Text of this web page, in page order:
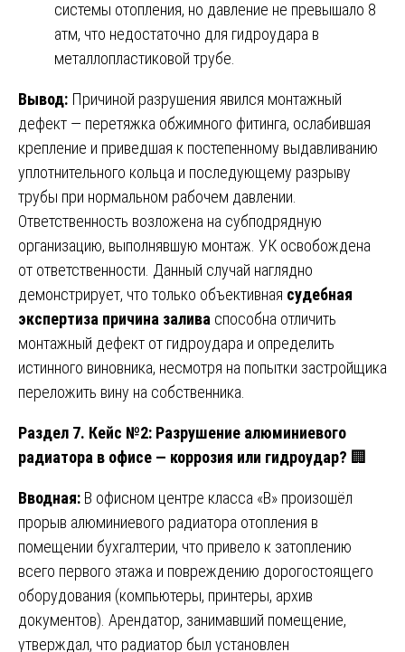
системы отопления, но давление не превышало 8
атм, что недостаточно для гидроудара в
металлопластиковой трубе.
Вывод: Причиной разрушения явился монтажный
дефект — перетяжка обжимного фитинга, ослабившая
крепление и приведшая к постепенному выдавливанию
уплотнительного кольца и последующему разрыву
трубы при нормальном рабочем давлении.
Ответственность возложена на субподрядную
организацию, выполнявшую монтаж. УК освобождена
от ответственности. Данный случай наглядно
демонстрирует, что только объективная судебная
экспертиза причина залива способна отличить
монтажный дефект от гидроудара и определить
истинного виновника, несмотря на попытки застройщика
переложить вину на собственника.
Раздел 7. Кейс №2: Разрушение алюминиевого
радиатора в офисе — коррозия или гидроудар? 🏢
Вводная: В офисном центре класса «В» произошёл
прорыв алюминиевого радиатора отопления в
помещении бухгалтерии, что привело к затоплению
всего первого этажа и повреждению дорогостоящего
оборудования (компьютеры, принтеры, архив
документов). Арендатор, занимавший помещение,
утверждал, что радиатор был установлен